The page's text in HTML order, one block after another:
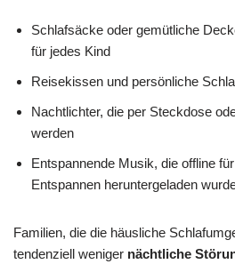
Schlafsäcke oder gemütliche
für jedes Kind
Reisekissen und persönliche
Nachtlichter, die per Steckdose
werden
Entspannende Musik, die offline
Entspannen heruntergeladen
Familien, die die häusliche
tendenziell weniger nächtliche